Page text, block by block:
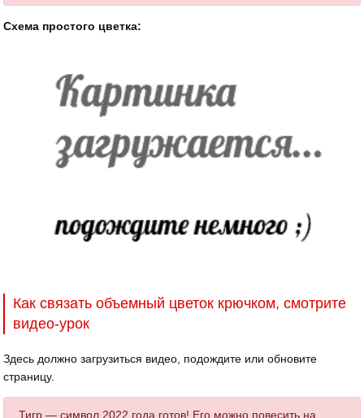
Схема простого цветка:
Как связать объемный цветок крючком, смотрите
видео-урок
Здесь должно загрузиться видео, подождите или обновите
страницу.
Тигр — символ 2022 года готов! Его можно повесить на